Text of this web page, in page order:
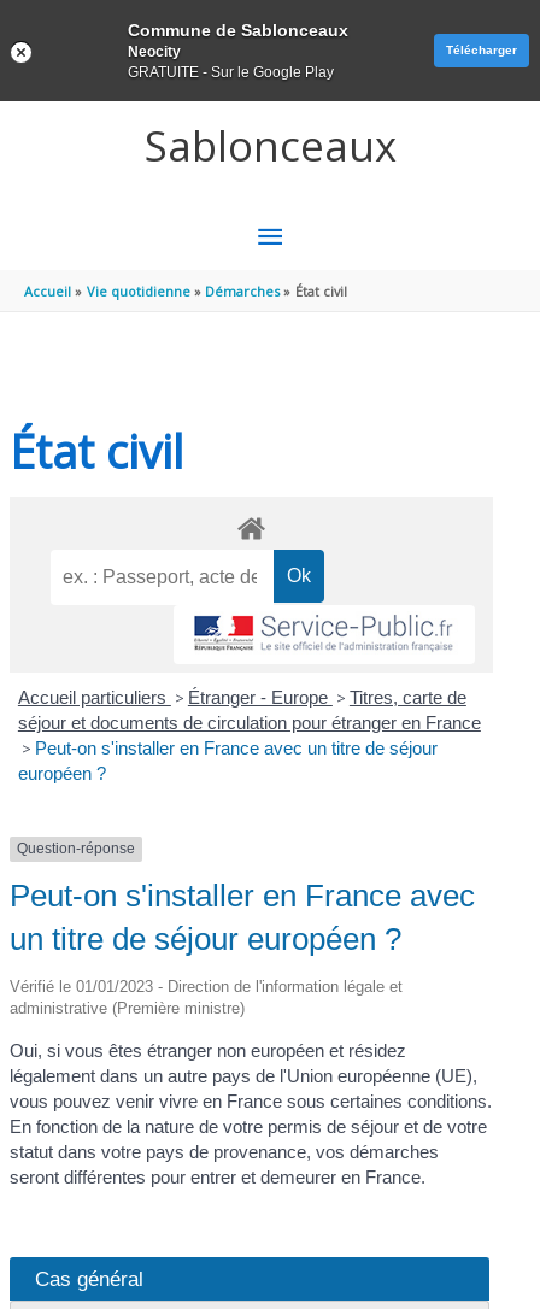
Sablonceaux
MENU
PRINCIPAL
Accueil Vie quotidienne Démarches État civil
État civil
Accueil particuliers > Étranger - Europe > Titres, carte de
séjour et documents de circulation pour étranger en France
> Peut-on s'installer en France avec un titre de séjour
européen ?
Question-réponse
Peut-on s'installer en France avec
un titre de séjour européen ?
Vérifié le 01/01/2023 - Direction de l'information légale et
administrative (Première ministre)
Oui, si vous êtes étranger non européen et résidez
légalement dans un autre pays de l'Union européenne (UE),
vous pouvez venir vivre en France sous certaines conditions.
En fonction de la nature de votre permis de séjour et de votre
statut dans votre pays de provenance, vos démarches
seront différentes pour entrer et demeurer en France.
Cas général
Commune de Sablonceaux
Neocity
GRATUITE - Sur le Google Play
Télécharger